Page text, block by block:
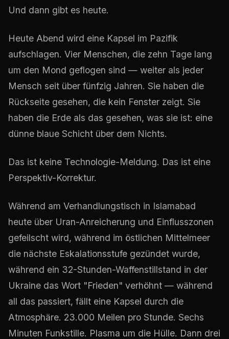
Und dann gibt es heute.
Heute Abend wird eine Kapsel im Pazifik
aufschlagen. Vier Menschen, die zehn Tage lang
um den Mond geflogen sind — weiter als jeder
Mensch seit über fünfzig Jahren. Sie haben die
Rückseite gesehen, die kein Fenster zeigt. Sie
haben die Erde als das gesehen, was sie ist: eine
dünne blaue Schicht über dem Nichts.
Das ist keine Technologie-Meldung. Das ist eine
Perspektiv-Korrektur.
Während am Verhandlungstisch in Islamabad
heute über Uran-Anreicherung und Einflusszonen
gefeilscht wird, während im östlichen Mittelmeer
die nächste Eskalationsstufe gezündet wurde,
während ein 32-Stunden-Waffenstillstand in der
Ukraine das Wort "Frieden" verhöhnt — während
all das passiert, fällt eine Kapsel durch die
Atmosphäre. 23.000 Meilen pro Stunde. Sechs
Minuten Funkstille. Plasma um die Hülle. Dann drei